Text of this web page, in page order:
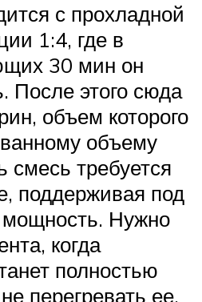
с прохладной
1:4, где в
30 мин он
После этого сюда
объем которого
объему
смесь требуется
поддерживая под
Нужно
когда
полностью
перегревать ее.